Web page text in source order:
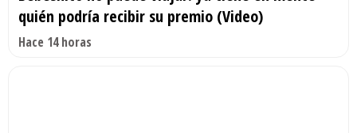
quién podría recibir su premio (Video)
Hace 14 horas